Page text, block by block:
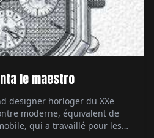
le maestro
designer horloger du XXe
moderne, équivalent de
qui a travaillé pour les